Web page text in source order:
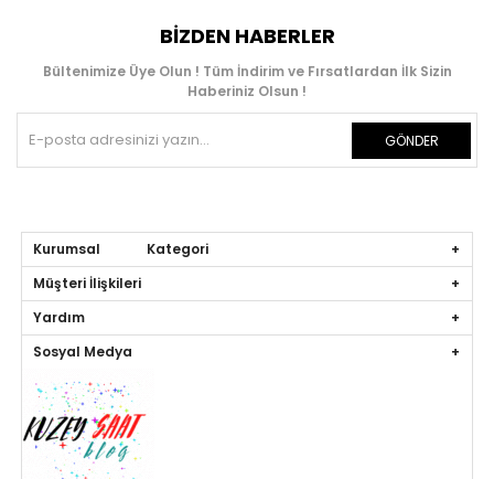
BIZDEN HABERLER
Bültenimize Üye Olun ! Tüm İndirim ve Fırsatlardan İlk Sizin
Haberiniz Olsun !
GÖNDER
Kurumsal Kategori
Müşteri İlişkileri
Yardım
Sosyal Medya